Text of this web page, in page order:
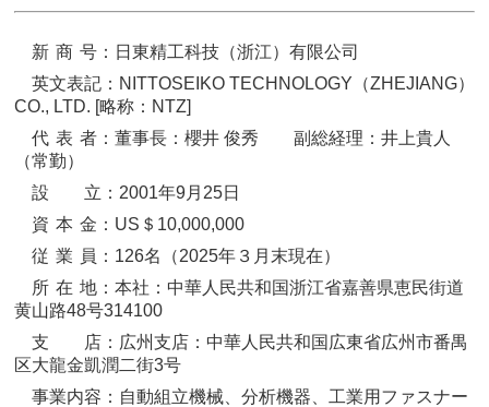
新 商 号：日東精工科技（浙江）有限公司
英文表記：NITTOSEIKO TECHNOLOGY（ZHEJIANG）
CO., LTD. [略称：NTZ]
代 表 者：董事長：櫻井 俊秀 副総経理：井上貴人
（常勤）
設 立：2001年9月25日
資 本 金：US＄10,000,000
従 業 員：126名（2025年３月末現在）
所 在 地：本社：中華人民共和国浙江省嘉善県恵民街道
黄山路48号314100
支 店：広州支店：中華人民共和国広東省広州市番禺
区大龍金凱潤二街3号
事業内容：自動組立機械、分析機器、工業用ファスナー